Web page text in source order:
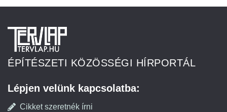
ÉPÍTÉSZETI KÖZÖSSÉGI HÍRPORTÁL
Lépjen velünk kapcsolatba:
Cikket szeretnék írni